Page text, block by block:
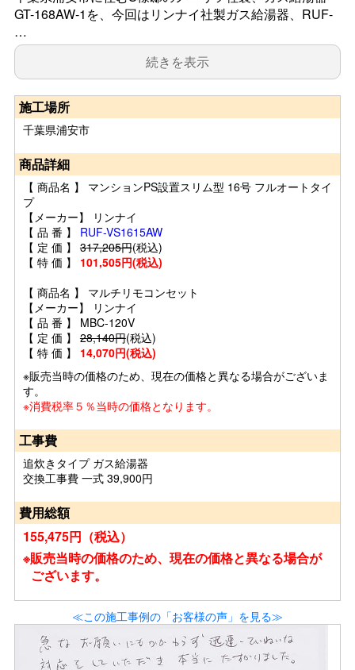
GT-168AW-1を、今回はリンナイ社製ガス給湯器、RUF-
…
続きを表示
施工場所
千葉県浦安市
商品詳細
【 商品名 】 マンションPS設置スリム型 16号 フルオートタイ
プ
【メーカー】 リンナイ
【 品 番 】 RUF-VS1615AW
【 定 価 】 317,205円(税込)
【 特 価 】 101,505円(税込)
【 商品名 】 マルチリモコンセット
【メーカー】 リンナイ
【 品 番 】 MBC-120V
【 定 価 】 28,140円(税込)
【 特 価 】 14,070円(税込)
※販売当時の価格のため、現在の価格と異なる場合がございま
す。
※消費税率５％当時の価格となります。
工事費
追炊きタイプ ガス給湯器
交換工事費 一式 39,900円
費用総額
155,475円（税込）
※販売当時の価格のため、現在の価格と異なる場合が
ございます。
≪この施工事例の「お客様の声」を見る≫